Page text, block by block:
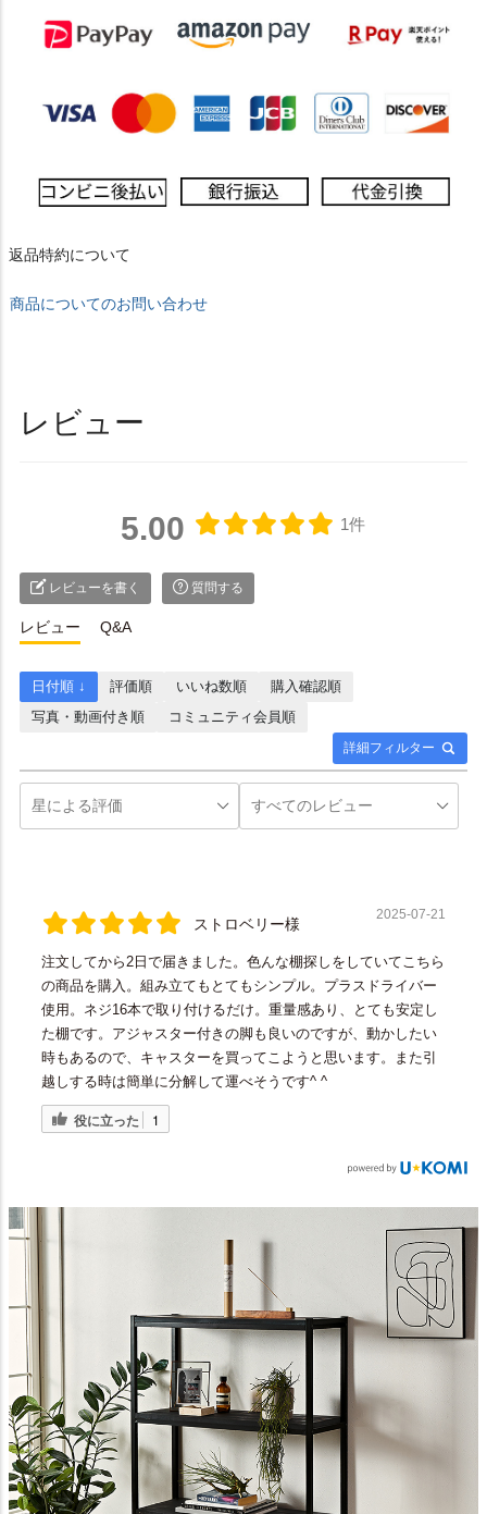
返品特約について
商品についてのお問い合わせ
レビュー
5.00 1件
レビューを書く 質問する
レビュー Q&A
詳細フィルター
日付順 ↓ 評価順 いいね数順
購入確認順
写真・動画付き順
コミュニティ会員順
ストロベリー様
2025-07-21
注文してから2日で届きました。色んな棚探しをしていてこちら
の商品を購入。組み立てもとてもシンプル。プラスドライバー
使用。ネジ16本で取り付けるだけ。重量感あり、とても安定し
た棚です。アジャスター付きの脚も良いのですが、動かしたい
時もあるので、キャスターを買ってこようと思います。また引
越しする時は簡単に分解して運べそうです^ ^
役に立った 1